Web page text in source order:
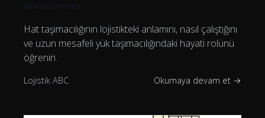
Rasmus Leichter
Hat taşımacılığının lojistikteki anlamını, nasıl çalıştığını
ve uzun mesafeli yük taşımacılığındaki hayati rolünü
öğrenin.
Lojistik ABC Okumaya devam et →